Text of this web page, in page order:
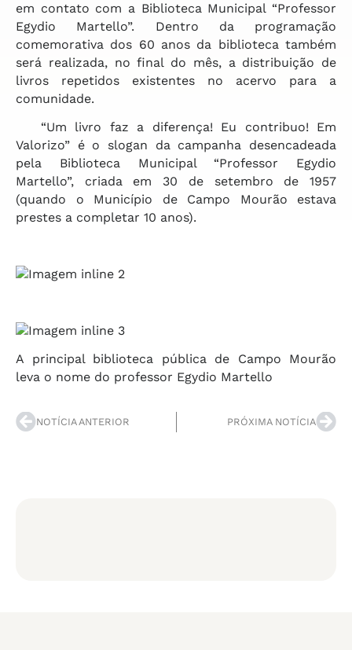
em contato com a Biblioteca Municipal “Professor
Egydio Martello”. Dentro da programação
comemorativa dos 60 anos da biblioteca também
será realizada, no final do mês, a distribuição de
livros repetidos existentes no acervo para a
comunidade.
“Um livro faz a diferença! Eu contribuo! Em
Valorizo” é o slogan da campanha desencadeada
pela Biblioteca Municipal “Professor Egydio
Martello”, criada em 30 de setembro de 1957
(quando o Município de Campo Mourão estava
prestes a completar 10 anos).
A principal biblioteca pública de Campo Mourão
leva o nome do professor Egydio Martello
NOTÍCIA ANTERIOR PRÓXIMA NOTÍCIA